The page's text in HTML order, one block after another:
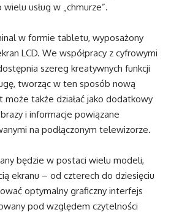
usług w „chmurze”.
w formie tabletu, wyposażony
LCD. We współpracy z cyfrowymi
szereg kreatywnych funkcji
tworząc w ten sposób nową
może także działać jako dodatkowy
i informacje powiązane
na podłączonym telewizorze.
będzie w postaci wielu modeli,
ekranu – od czterech do dziesięciu
optymalny graficzny interfejs
pod względem czytelności